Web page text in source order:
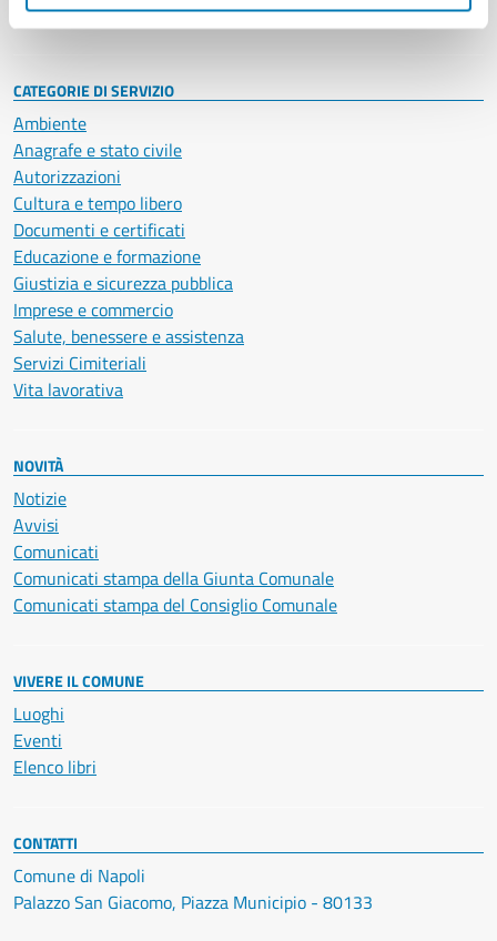
Intranet, posta aziendale e protocollo
CATEGORIE DI SERVIZIO
Ambiente
Anagrafe e stato civile
Autorizzazioni
Cultura e tempo libero
Documenti e certificati
Educazione e formazione
Giustizia e sicurezza pubblica
Imprese e commercio
Salute, benessere e assistenza
Servizi Cimiteriali
Vita lavorativa
NOVITÀ
Notizie
Avvisi
Comunicati
Comunicati stampa della Giunta Comunale
Comunicati stampa del Consiglio Comunale
VIVERE IL COMUNE
Luoghi
Eventi
Elenco libri
CONTATTI
Comune di Napoli
Palazzo San Giacomo, Piazza Municipio - 80133